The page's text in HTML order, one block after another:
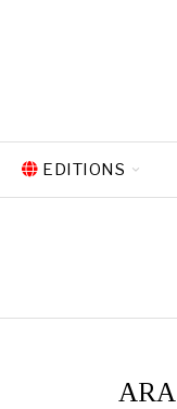
EDITIONS
ARA